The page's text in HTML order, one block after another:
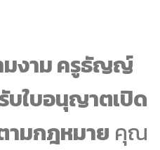
มงาม ครูธัญญ์
บใบอนุญาตเปิด
ามกฎหมาย คุณ